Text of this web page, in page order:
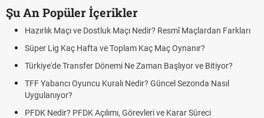
Şu An Popüler İçerikler
Hazırlık Maçı ve Dostluk Maçı Nedir? Resmî Maçlardan Farkları
Süper Lig Kaç Hafta ve Toplam Kaç Maç Oynanır?
Türkiye'de Transfer Dönemi Ne Zaman Başlıyor ve Bitiyor?
TFF Yabancı Oyuncu Kuralı Nedir? Güncel Sezonda Nasıl
Uygulanıyor?
PFDK Nedir? PFDK Açılımı, Görevleri ve Karar Süreci